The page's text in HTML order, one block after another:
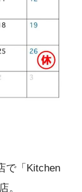
で「Kitchen
。